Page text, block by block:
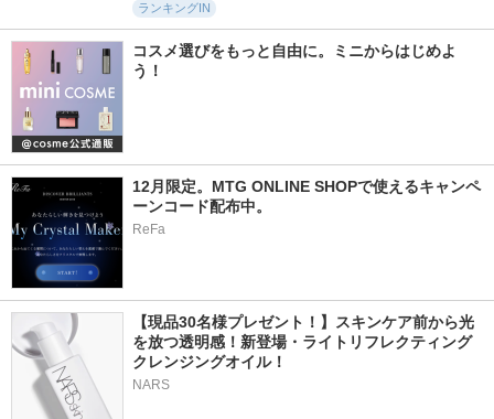
ランキングIN
コスメ選びをもっと自由に。ミニからはじめよ
う！
12月限定。MTG ONLINE SHOPで使えるキャンペ
ーンコード配布中。
ReFa
【現品30名様プレゼント！】スキンケア前から光
を放つ透明感！新登場・ライトリフレクティング
クレンジングオイル！
NARS